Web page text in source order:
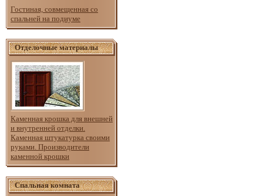
Гостиная, совмещенная со
спальней на подиуме
Отделочные материалы
Каменная крошка для внешней
и внутренней отделки.
Каменная штукатурка своими
руками. Производители
каменной крошки
Спальная комната